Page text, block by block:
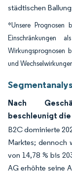
städtischen
*Unsere Prognosen
Einschränkungen
Wirkungsprognosen
und
Nach
beschleunigt
B2C dominierte
Marktes; dennoch
von 14,78 % bis
AG erhöhte seine